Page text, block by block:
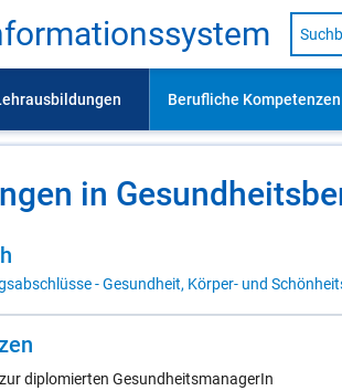
Suche
nach
usw.
in
- Gesundheit, Körper- und
diplomierten GesundheitsmanagerIn